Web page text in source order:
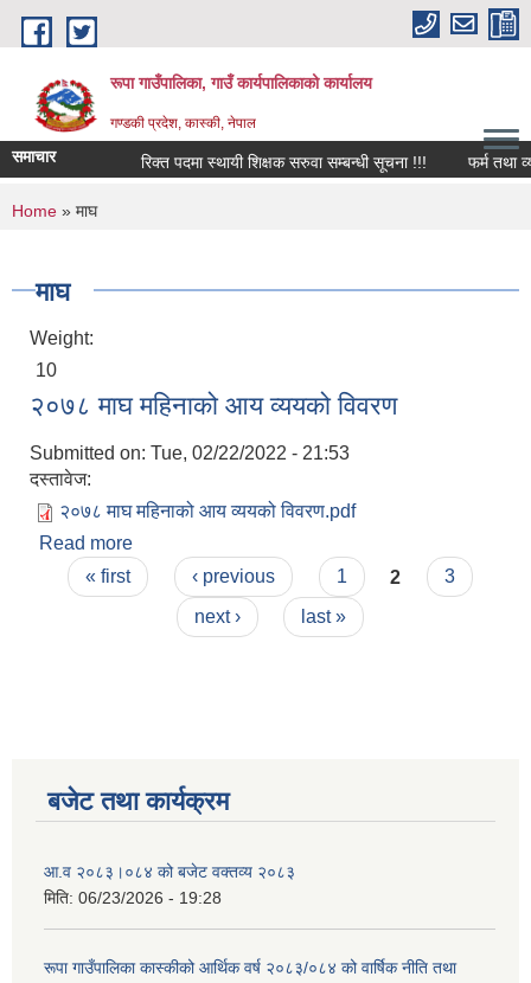
Skip to main content
रूपा गाउँपालिका, गाउँ कार्यपालिकाको कार्यालय
गण्डकी प्रदेश, कास्की, नेपाल
समाचार रिक्त पदमा स्थायी शिक्षक सरुवा सम्बन्धी सूचना !!! फर्म तथा
You are here
Home » माघ
माघ
Weight:
10
२०७८ माघ महिनाको आय व्ययको विवरण
Submitted on: Tue, 02/22/2022 - 21:53
दस्तावेज:
२०७८ माघ महिनाको आय व्ययको विवरण.pdf
Read more
Pages
« first ‹ previous 1 2
3
next ›
last »
बजेट तथा कार्यक्रम
आ.व २०८३।०८४ को बजेट वक्तव्य २०८३
मिति: 06/23/2026 - 19:28
रूपा गाउँपालिका कास्कीको आर्थिक वर्ष २०८३/०८४ को वार्षिक नीति तथा